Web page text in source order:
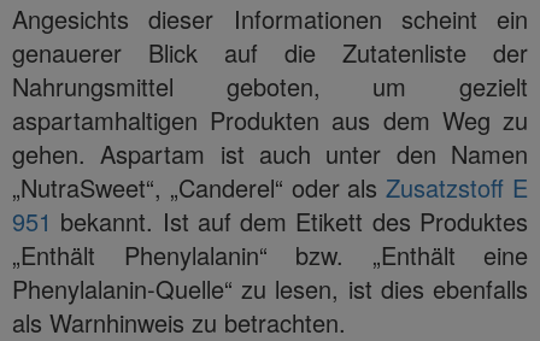
Angesichts dieser Informationen scheint ein
genauerer Blick auf die Zutatenliste der
Nahrungsmittel geboten, um gezielt
aspartamhaltigen Produkten aus dem Weg zu
gehen. Aspartam ist auch unter den Namen
„NutraSweet“, „Canderel“ oder alsZusatzstoff E
951 bekannt. Ist auf dem Etikett des Produktes
„Enthält Phenylalanin“ bzw. „Enthält eine
Phenylalanin-Quelle“ zu lesen, ist dies ebenfalls
als Warnhinweis zu betrachten.